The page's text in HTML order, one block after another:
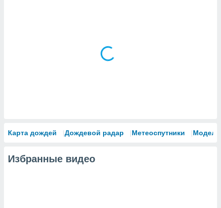
Карта дождей Дождевой радар Метеоспутники Модели
Избранные видео